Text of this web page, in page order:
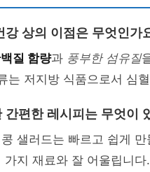
강 상의 이점은 무엇인가
질 함량과 풍부한 섬유질
는 저지방 식품으로서 심
간편한 레시피는 무엇이
샐러드는 빠르고 쉽게
가지 재료와 잘 어울립니다.